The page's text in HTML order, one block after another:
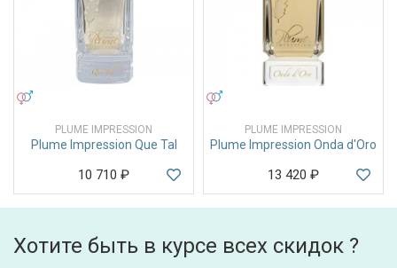
PLUME IMPRESSION
Plume Impression Que Tal
10 710 ₽
PLUME IMPRESSION
Plume Impression Onda d'Oro
13 420 ₽
Хотите быть в курсе всех скидок ?